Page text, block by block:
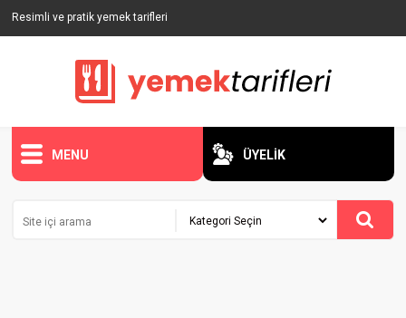
Resimli ve pratik yemek tarifleri
MENU ÜYELİK